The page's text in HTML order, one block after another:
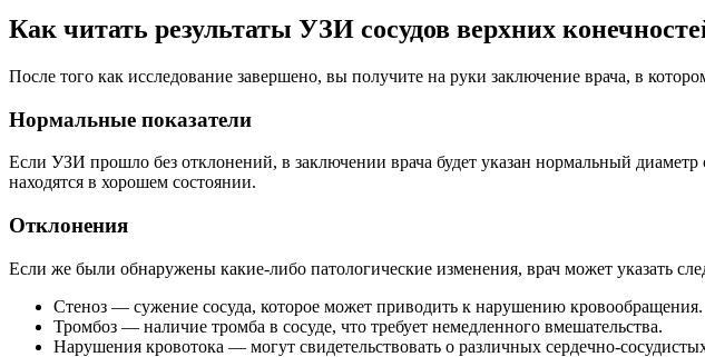
Как читать результаты УЗИ сосудов верхних
После того как исследование завершено, вы получите на руки заключение врача, в
Нормальные показатели
Если УЗИ прошло без отклонений, в заключении врача будет указан нормальный
находятся в хорошем состоянии.
Отклонения
Если же были обнаружены какие-либо патологические изменения, врач может указать
Стеноз — сужение сосуда, которое может приводить к нарушению кровообращения.
Тромбоз — наличие тромба в сосуде, что требует немедленного вмешательства.
Нарушения кровотока — могут свидетельствовать о различных сердечно-